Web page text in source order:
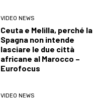
VIDEO NEWS
Ceuta e Melilla, perché la
Spagna non intende
lasciare le due città
africane al Marocco –
Eurofocus
VIDEO NEWS